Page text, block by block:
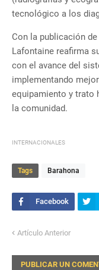
tecnológico a los
Con la publicación
Lafontaine reafirma
con el avance del
implementando
equipamiento y trato
la comunidad.
INTERNACIONALES
Tags Barahona
Artículo Anterior
PUBLICAR UN